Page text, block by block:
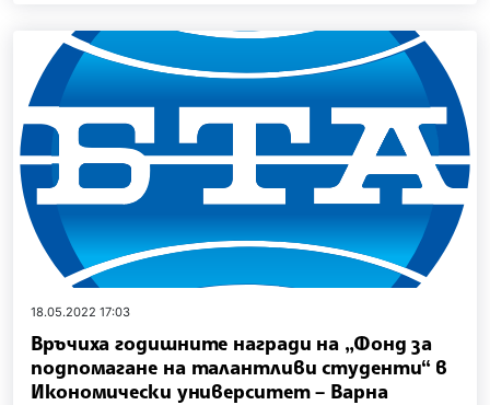
18.05.2022 17:03
Връчиха годишните награди на „Фонд за
подпомагане на талантливи студенти“ в
Икономически университет – Варна